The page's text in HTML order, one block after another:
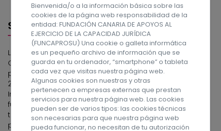
Sobre nosotros
La Fundación Canaria de Apoyos al Ejercicio de la
Capacidad Jurídica (FUNCAPROSU) es una entidad
privada sin ánimo de lucro, constituida el 28 de junio de
2018 por la Asociación de Personas con Discapacidad
Intelectual de Las Palmas, APROSU. Las actuaciones de la
fundación se orientan a proporcionar apoyos para la
toma de decisiones y mejorar el bienestar de las
personas tuteladas, desde un compromiso ético,
Bienvenida/o a la información básica sobre las
cookies de la página web responsabilidad de la
entidad: FUNDACIÓN CANARIA DE APOYOS AL
EJERCICIO DE LA CAPACIDAD JURÍDICA
(FUNCAPROSU) Una cookie o galleta informática
es un pequeño archivo de información que se
guarda en tu ordenador, “smartphone” o tableta
cada vez que visitas nuestra página web.
Algunas cookies son nuestras y otras
pertenecen a empresas externas que prestan
servicios para nuestra página web. Las cookies
pueden ser de varios tipos: las cookies técnicas
son necesarias para que nuestra página web
pueda funcionar, no necesitan de tu autorización